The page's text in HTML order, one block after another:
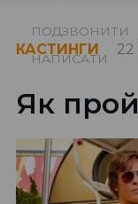
ПОДЗВОНИТИ
НАПИСАТИ
КАСТИНГИ
Як